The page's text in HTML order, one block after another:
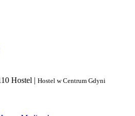
Hostel | Hostel w Centrum Gdyni